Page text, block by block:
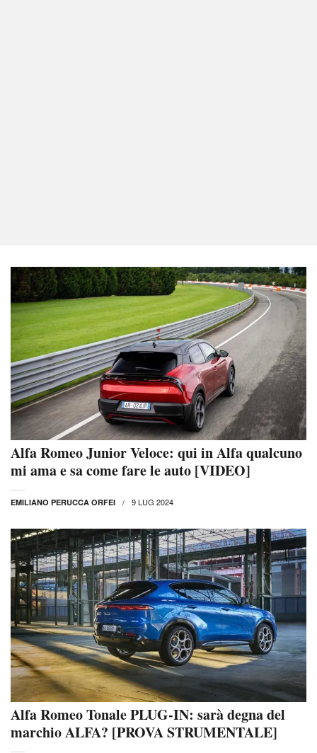
Alfa Romeo Junior Veloce: qui in Alfa qualcuno
mi ama e sa come fare le auto [VIDEO]
EMILIANO PERUCCA ORFEI 9 LUG 2024
Alfa Romeo Tonale PLUG-IN: sarà degna del
marchio ALFA? [PROVA STRUMENTALE]